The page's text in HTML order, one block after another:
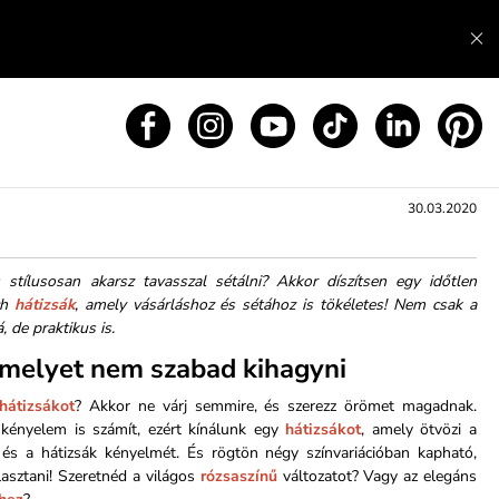
30.03.2020
akarsz tavasszal sétálni? Akkor díszítsen egy időtlen
hátizsák, amely vásárláshoz és sétához is tökéletes! Nem csak a
de praktikus is.
nem szabad kihagyni
hátizsákot? Akkor ne várj semmire, és szerezz örömet magadnak.
is számít, ezért kínálunk egy hátizsákot, amely ötvözi a
a hátizsák kényelmét. És rögtön négy színvariációban kapható,
Szeretnéd a világos rózsaszínűváltozatot? Vagy az elegáns